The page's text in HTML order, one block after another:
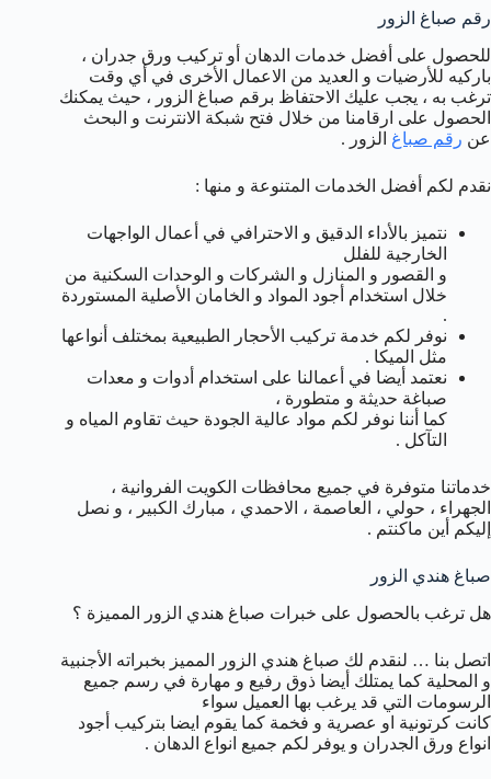
رقم صباغ الزور
للحصول على أفضل خدمات الدهان أو تركيب ورق جدران ،
باركيه للأرضيات و العديد من الاعمال الأخرى في أي وقت
ترغب به ، يجب عليك الاحتفاظ برقم صباغ الزور ، حيث يمكنك
الحصول على ارقامنا من خلال فتح شبكة الانترنت و البحث
عن رقم صباغ الزور .
نقدم لكم أفضل الخدمات المتنوعة و منها :
نتميز بالأداء الدقيق و الاحترافي في أعمال الواجهات
الخارجية للفلل
و القصور و المنازل و الشركات و الوحدات السكنية من
خلال استخدام أجود المواد و الخامان الأصلية المستوردة
.
نوفر لكم خدمة تركيب الأحجار الطبيعية بمختلف أنواعها
مثل الميكا .
نعتمد أيضا في أعمالنا على استخدام أدوات و معدات
صباغة حديثة و متطورة ،
كما أننا نوفر لكم مواد عالية الجودة حيث تقاوم المياه و
التآكل .
خدماتنا متوفرة في جميع محافظات الكويت الفروانية ،
الجهراء ، حولي ، العاصمة ، الاحمدي ، مبارك الكبير ، و نصل
إليكم أين ماكنتم .
صباغ هندي الزور
هل ترغب بالحصول على خبرات صباغ هندي الزور المميزة ؟
اتصل بنا … لنقدم لك صباغ هندي الزور المميز بخبراته الأجنبية
و المحلية كما يمتلك أيضا ذوق رفيع و مهارة في رسم جميع
الرسومات التي قد يرغب بها العميل سواء
كانت كرتونية او عصرية و فخمة كما يقوم ايضا بتركيب أجود
انواع ورق الجدران و يوفر لكم جميع انواع الدهان .